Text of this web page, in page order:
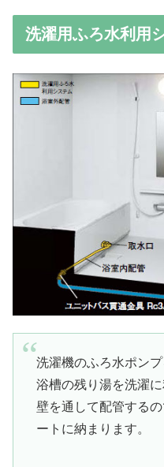
洗濯用ふろ水利用
洗濯機のふろ水ポン
浴槽の残り湯を洗濯
壁を通して配管する
ートに納まります。